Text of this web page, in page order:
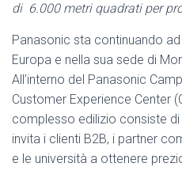
di 6.000 metri quadrati per
Panasonic sta continuando
Europa e nella sua sede di
All’interno del Panasonic
Customer Experience Center
complesso edilizio consiste
invita i clienti B2B, i partner
e le università a ottenere